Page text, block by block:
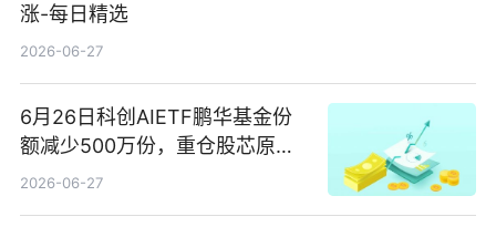
涨-每日精选
2026-06-27
6月26日科创AIETF鹏华基金份
额减少500万份，重仓股芯原股
份、寒武纪、澜起科技 观速讯
2026-06-27